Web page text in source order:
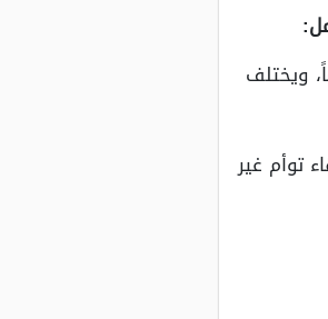
غير متماثل للسيدات اللاتي تتراوح أعمارهم من ٣٠ عاماً إلى ٤٠ عاماً، ويختلف
توأم غير